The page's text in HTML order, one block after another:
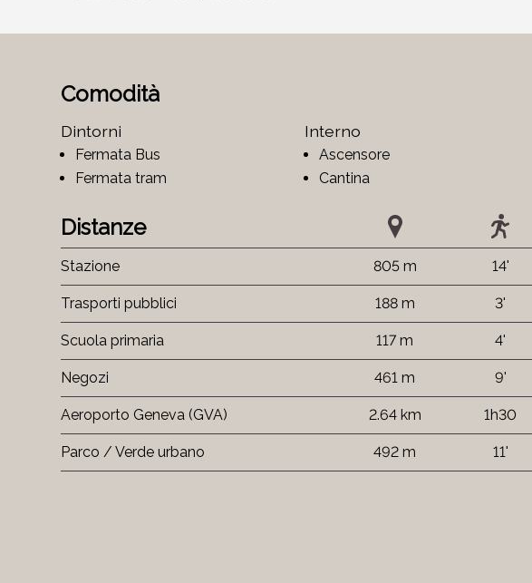
Comodità
Dintorni
Fermata Bus
Fermata tram
Interno
Ascensore
Cantina
Distanze
Stazione 805 m 14'
Trasporti pubblici 188 m 3'
Scuola primaria 117 m 4'
Negozi 461 m 9'
Aeroporto Geneva (GVA) 2.64 km 1h30
Parco / Verde urbano 492 m 11'